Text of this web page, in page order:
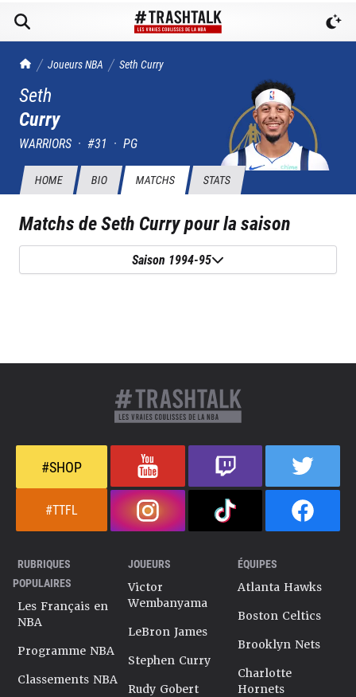
TrashTalk Actu NBA
Joueurs NBA Seth Curry
Seth
Curry
WARRIORS · #31 · PG
HOME BIO MATCHS STATS
Matchs deSeth Currypour la saison
Saison 1994-95
#SHOP
#TTFL
RUBRIQUES
POPULAIRES
Les Français en
NBA
Programme NBA
Classements NBA
JOUEURS
Victor
Wembanyama
LeBron James
Stephen Curry
Rudy Gobert
ÉQUIPES
Atlanta Hawks
Boston Celtics
Brooklyn Nets
Charlotte
Hornets